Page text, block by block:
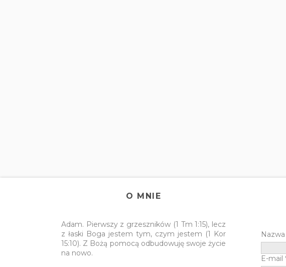
O MNIE
Adam. Pierwszy z grzeszników (1 Tm 1:15), lecz
z łaski Boga jestem tym, czym jestem (1 Kor
15:10). Z Bożą pomocą odbudowuję swoje życie
na nowo.
Nazwa
E-mail